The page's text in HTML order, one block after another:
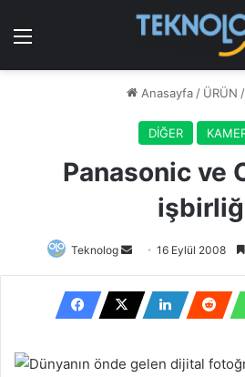
Menü
Anasayfa / ÜRÜN /
DİĞER
Panasonic ve
Teknolog
Bir
posta
göndermek
16 Eylül 2008
Dünyanın önde gelen dijital